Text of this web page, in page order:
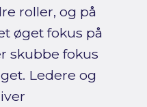
roller, og på
øget fokus på
skubbe fokus
Ledere og